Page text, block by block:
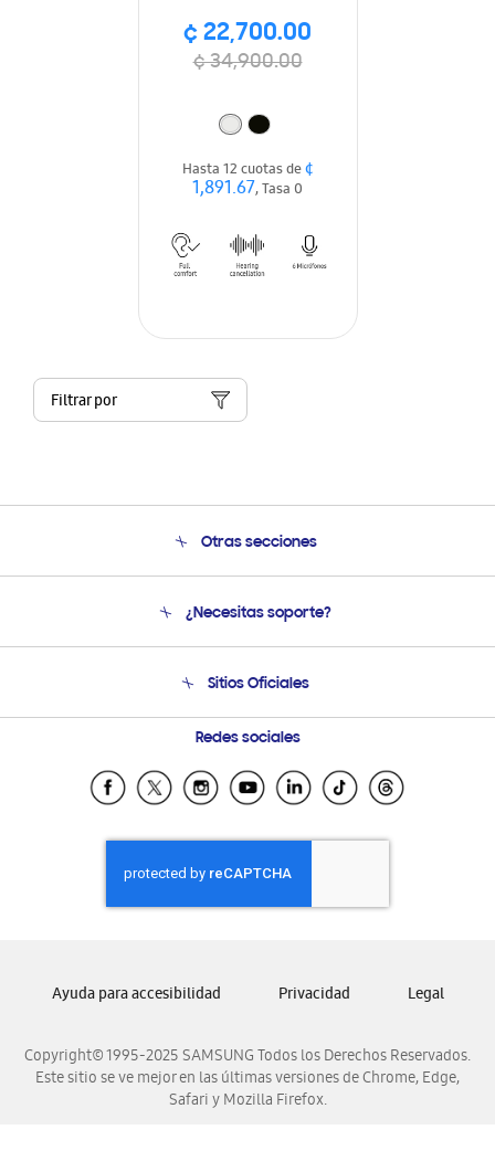
¢ 22,700.00
¢ 34,900.00
Hasta 12 cuotas de¢
1,891.67, Tasa 0
Filtrar por
Otras secciones
Soporte
Seguimiento de tu pedido
Condiciones de Compra
¿Necesitas soporte?
Soporte vía eMail
Preguntas Frecuentes
Sitios Oficiales
Samsung Costa Rica
Samsung Ecuador
Samsung El Salvador
Samsung Guatemala
Samsung Honduras
Samsung Nicaragua
Samsung Venezuela
Redes sociales
Copyright© 1995-2025 SAMSUNG Todos los Derechos Reservados.
Este sitio se ve mejor en las últimas versiones de Chrome, Edge,
Safari y Mozilla Firefox.
Ayuda para accesibilidad Privacidad Legal